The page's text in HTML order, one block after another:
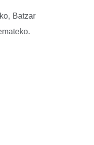
Batzar